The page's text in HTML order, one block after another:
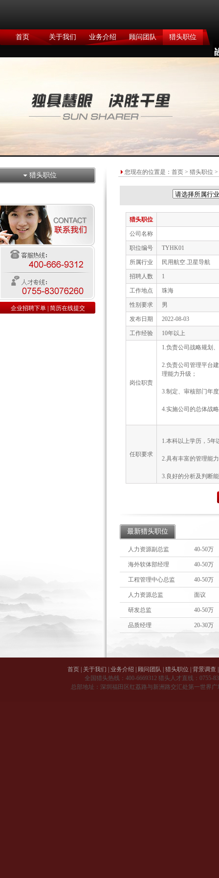
首页 关于我们 业务介绍 顾问团队 猎头职位
猎头职位
企业招聘下单 简历在线提交
您现在的位置是： 首页 > 猎头职位 >
猎头职位
公司名称
职位编号 TYHK01
所属行业 民用航空.卫星导航
招聘人数 1
工作地点 珠海
性别要求 男
发布日期 2022-08-03
工作经验 10年以上
岗位职责
1.负责公司战略规划
2.负责公司管理平台
理能力升级；
3.制定、审核部门年
4.实施公司的总体战
任职要求
1.本科以上学历，5
2.具有丰富的管理能
3.良好的分析及判断
最新猎头职位
人力资源副总监 40-50万
海外软体部经理 40-50万
工程管理中心总监 40-50万
人力资源总监 面议
研发总监 40-50万
品质经理 20-30万
首页 关于我们 业务介绍 顾问团队 猎头职位 背景调查
全国猎头热线： 400-6669312 猎头人才直线： 0755-
总部地址：深圳福田区红荔路与新洲路交汇处第一世界